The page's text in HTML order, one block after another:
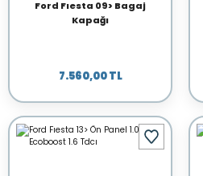
Ford Fıesta 09> Bagaj
Kapağı
7.560,00 TL